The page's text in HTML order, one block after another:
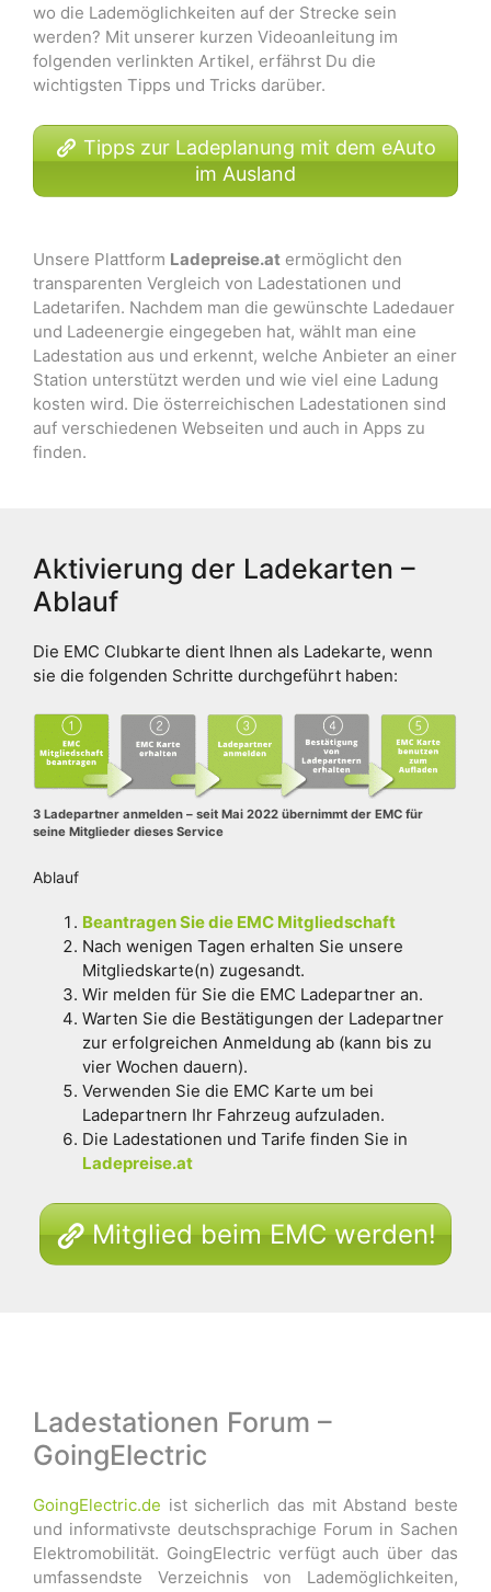
wo die Lademöglichkeiten auf der Strecke sein
werden? Mit unserer kurzen Videoanleitung im
folgenden verlinkten Artikel, erfährst Du die
wichtigsten Tipps und Tricks darüber.
Tipps zur Ladeplanung mit dem eAuto
im Ausland
Unsere Plattform Ladepreise.at ermöglicht den
transparenten Vergleich von Ladestationen und
Ladetarifen. Nachdem man die gewünschte Ladedauer
und Ladeenergie eingegeben hat, wählt man eine
Ladestation aus und erkennt, welche Anbieter an einer
Station unterstützt werden und wie viel eine Ladung
kosten wird. Die österreichischen Ladestationen sind
auf verschiedenen Webseiten und auch in Apps zu
finden.
Aktivierung der Ladekarten –
Ablauf
Die EMC Clubkarte dient Ihnen als Ladekarte, wenn
sie die folgenden Schritte durchgeführt haben:
3 Ladepartner anmelden – seit Mai 2022 übernimmt der EMC für
seine Mitglieder dieses Service
Ablauf
Beantragen Sie die EMC Mitgliedschaft
Nach wenigen Tagen erhalten Sie unsere
Mitgliedskarte(n) zugesandt.
Wir melden für Sie die EMC Ladepartner an.
Warten Sie die Bestätigungen der Ladepartner
zur erfolgreichen Anmeldung ab (kann bis zu
vier Wochen dauern).
Verwenden Sie die EMC Karte um bei
Ladepartnern Ihr Fahrzeug aufzuladen.
Die Ladestationen und Tarife finden Sie in
Ladepreise.at
Mitglied beim EMC werden!
Ladestationen Forum –
GoingElectric
GoingElectric.de ist sicherlich das mit Abstand beste
und informativste deutschsprachige Forum in Sachen
Elektromobilität. GoingElectric verfügt auch über das
umfassendste Verzeichnis von Lademöglichkeiten,